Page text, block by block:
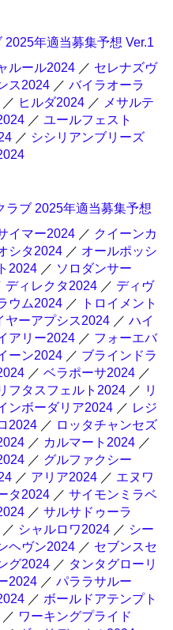
年適当募集予想 Ver.1
ルール2024 ／ セレナズヴ
ス2024 ／ バイラオーラ
／ ヒルダ2024 ／ メサルテ
／ ユールフェスト
／ シシリアンブリーズ
ラブ 2025年適当募集予想
イマー2024 ／ クイーンカ
シタ2024 ／ オールポッシ
2024 ／ ソロダンサー
ディレクタ2024 ／ ディヴ
ウム2024 ／
トロイメント
ヤーアプシス2024 ／ ハイ
アリー2024 ／ フォーエバ
ーン2024 ／ ブラインドラ
／ ベラポーサ2024 ／
フタスフェルト2024 ／ リ
ンボーダリア2024 ／ レジ
2024 ／ ロッタチャンセズ
／ カルマート2024 ／
／ グルファクシー
／ アリア2024 ／ エヌワ
タ2024 ／ サイモンミラベ
／ サルサドゥーラ
／ シャルロワ2024 ／ シー
ヘヴン2024 ／ セブンスセ
グ2024 ／ タンタグローリ
2024 ／ パララサルー
／ ボールドアテンプト
／ ワーキングプライド